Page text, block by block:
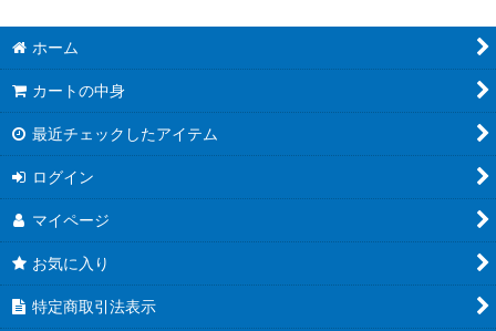
ホーム
カートの中身
最近チェックしたアイテム
ログイン
マイページ
お気に入り
特定商取引法表示